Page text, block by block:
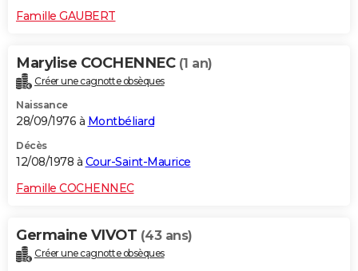
Famille GAUBERT
Marylise COCHENNEC (1 an)
Créer une cagnotte obsèques
Naissance
28/09/1976 à Montbéliard
Décès
12/08/1978 à Cour-Saint-Maurice
Famille COCHENNEC
Germaine VIVOT (43 ans)
Créer une cagnotte obsèques